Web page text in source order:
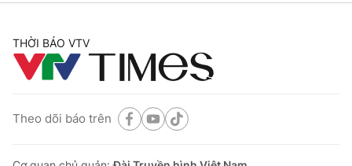
THỜI BÁO VTV
Theo dõi báo trên